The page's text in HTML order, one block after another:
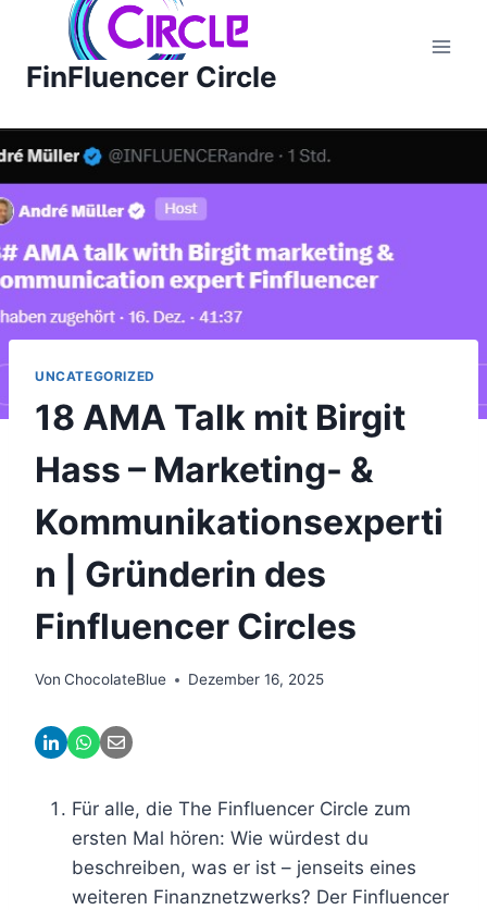
springen
FinFluencer Circle
UNCATEGORIZED
18 AMA Talk mit Birgit
Hass – Marketing- &
Kommunikationsexperti
n | Gründerin des
Finfluencer Circles
Von ChocolateBlue Dezember 16, 2025
Für alle, die The Finfluencer Circle zum
ersten Mal hören: Wie würdest du
beschreiben, was er ist – jenseits eines
weiteren Finanznetzwerks? Der Finfluencer